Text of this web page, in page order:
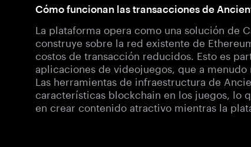
Cómo funcionan las transacciones de
La plataforma opera como una solución de
construye sobre la red existente de
costos de transacción reducidos. Esto es
aplicaciones de videojuegos, que a
Las herramientas de infraestructura de
características blockchain en los juegos, lo
en crear contenido atractivo mientras la